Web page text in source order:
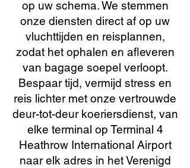
op uw schema. We stemmen
onze diensten direct af op uw
vluchttijden en reisplannen,
zodat het ophalen en afleveren
van bagage soepel verloopt.
Bespaar tijd, vermijd stress en
reis lichter met onze vertrouwde
deur-tot-deur koeriersdienst, van
elke terminal op Terminal 4
Heathrow International Airport
naar elk adres in het Verenigd